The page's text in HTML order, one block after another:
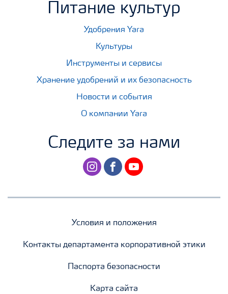
Питание культур
Удобрения Yara
Культуры
Инструменты и сервисы
Хранение удобрений и их безопасность
Новости и события
О компании Yara
Следите за нами
instagramfacebookyoutube
Условия и положения
Контакты департамента корпоративной этики
Паспорта безопасности
Карта сайта